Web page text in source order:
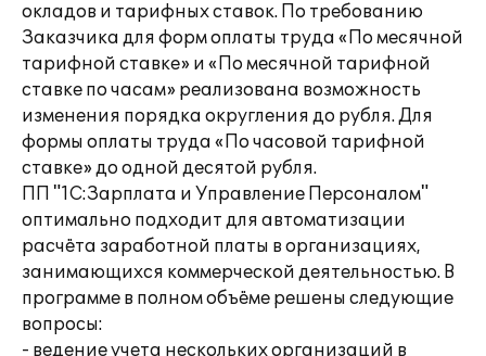
окладов и тарифных ставок. По требованию
Заказчика для форм оплаты труда «По месячной
тарифной ставке» и «По месячной тарифной
ставке по часам» реализована возможность
изменения порядка округления до рубля. Для
формы оплаты труда «По часовой тарифной
ставке» до одной десятой рубля.
ПП "1C:Зарплата и Управление Персоналом"
оптимально подходит для автоматизации
расчёта заработной платы в организациях,
занимающихся коммерческой деятельностью. В
программе в полном объёме решены следующие
вопросы:
- ведение учета нескольких организаций в